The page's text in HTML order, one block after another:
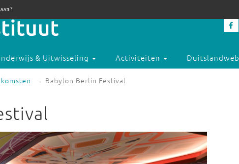
& Uitwisseling Activiteiten Duitslandweb
Babylon Berlin Festival